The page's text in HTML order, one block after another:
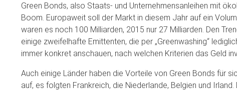
Green Bonds, also Staats- und Unternehmensanleihen mit
Boom. Europaweit soll der Markt in diesem Jahr auf ein
waren es noch 100 Milliarden, 2015 nur 27 Milliarden. Den
einige zweifelhafte Emittenten, die per „Greenwashing“
immer konkret anschauen, nach welchen Kriterien das Geld
Auch einige Länder haben die Vorteile von Green Bonds für
auf, es folgten Frankreich, die Niederlande, Belgien und